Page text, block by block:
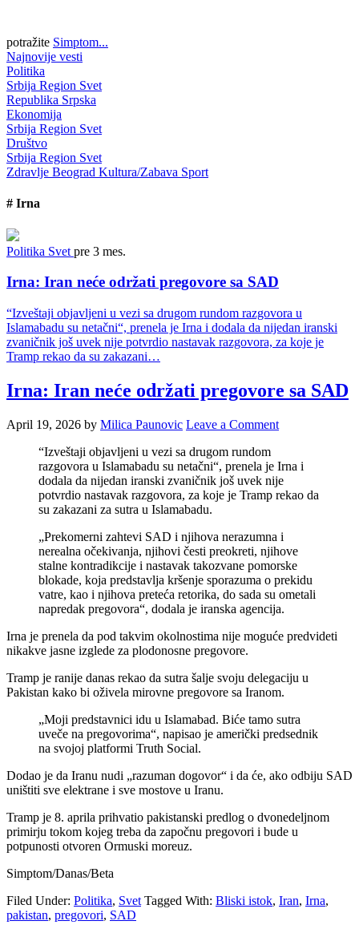
potražite Simptom...
Najnovije vesti
Politika
Srbija Region Svet
Republika Srpska
Ekonomija
Srbija Region Svet
Društvo
Srbija Region Svet
Zdravlje Beograd Kultura/Zabava Sport
# Irna
Politika Svet pre 3 mes.
Irna: Iran neće održati pregovore sa SAD
“Izveštaji objavljeni u vezi sa drugom rundom razgovora u
Islamabadu su netačni“, prenela je Irna i dodala da nijedan iranski
zvaničnik još uvek nije potvrdio nastavak razgovora, za koje je
Tramp rekao da su zakazani…
Irna: Iran neće održati pregovore sa SAD
April 19, 2026 by Milica Paunovic Leave a Comment
“Izveštaji objavljeni u vezi sa drugom rundom
razgovora u Islamabadu su netačni“, prenela je Irna i
dodala da nijedan iranski zvaničnik još uvek nije
potvrdio nastavak razgovora, za koje je Tramp rekao da
su zakazani za sutra u Islamabadu.
„Prekomerni zahtevi SAD i njihova nerazumna i
nerealna očekivanja, njihovi česti preokreti, njihove
stalne kontradikcije i nastavak takozvane pomorske
blokade, koja predstavlja kršenje sporazuma o prekidu
vatre, kao i njihova preteća retorika, do sada su ometali
napredak pregovora“, dodala je iranska agencija.
Irna je prenela da pod takvim okolnostima nije moguće predvideti
nikakve jasne izglede za plodonosne pregovore.
Tramp je ranije danas rekao da sutra šalje svoju delegaciju u
Pakistan kako bi oživela mirovne pregovore sa Iranom.
„Moji predstavnici idu u Islamabad. Biće tamo sutra
uveče na pregovorima“, napisao je američki predsednik
na svojoj platformi Truth Social.
Dodao je da Iranu nudi „razuman dogovor“ i da će, ako odbiju SAD
uništiti sve elektrane i sve mostove u Iranu.
Tramp je 8. aprila prihvatio pakistanski predlog o dvonedeljnom
primirju tokom kojeg treba da započnu pregovori i bude u
potpunosti otvoren Ormuski moreuz.
Simptom/Danas/Beta
Filed Under: Politika, Svet Tagged With: Bliski istok, Iran, Irna,
pakistan, pregovori, SAD